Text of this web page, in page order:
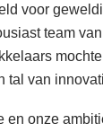
voor
team
tal van
en onze